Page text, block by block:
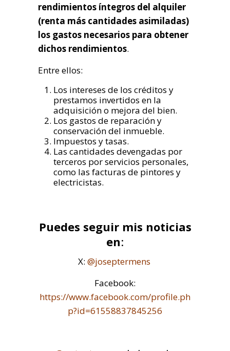
rendimientos íntegros del alquiler
(renta más cantidades asimiladas)
los gastos necesarios para obtener
dichos rendimientos.
Entre ellos:
Los intereses de los créditos y
prestamos invertidos en la
adquisición o mejora del bien.
Los gastos de reparación y
conservación del inmueble.
Impuestos y tasas.
Las cantidades devengadas por
terceros por servicios personales,
como las facturas de pintores y
electricistas.
Puedes seguir mis noticias
en:
X: @joseptermens
Facebook:
https://www.facebook.com/profile.ph
p?id=61558837845256